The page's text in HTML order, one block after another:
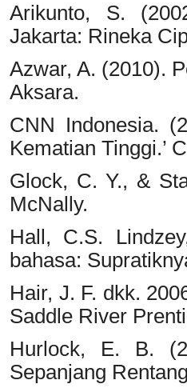
Arikunto, S.
Jakarta: Rineka
Azwar, A. (2010).
Aksara.
CNN Indonesia.
Kematian Tinggi.’
Glock, C. Y., &
McNally.
Hall, C.S.
bahasa:
Hair, J. F. dkk.
Saddle River
Hurlock, E. B.
Sepanjang